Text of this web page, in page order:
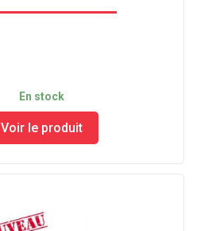
En stock
Voir le produit